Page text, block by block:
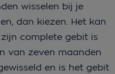
wisselen bij je
dan kiezen. Het kan
complete gebit is
van zeven maanden
en is het gebit